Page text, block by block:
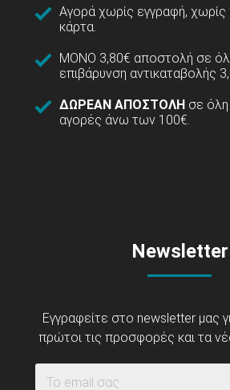
Αγορά χωρίς εγγραφή, χωρίς
κάρτα.
ΜΟΝΟ 3,80€ αποστολή σε
επιβάρυνση αντικαταβολής
ΔΩΡΕΑΝ ΑΠΟΣΤΟΛΗ σε όλη
αγορές άνω των 100€.
Newsletter
Εγγραφείτε στο newsletter μας
πρώτοι τις προσφορές και τα